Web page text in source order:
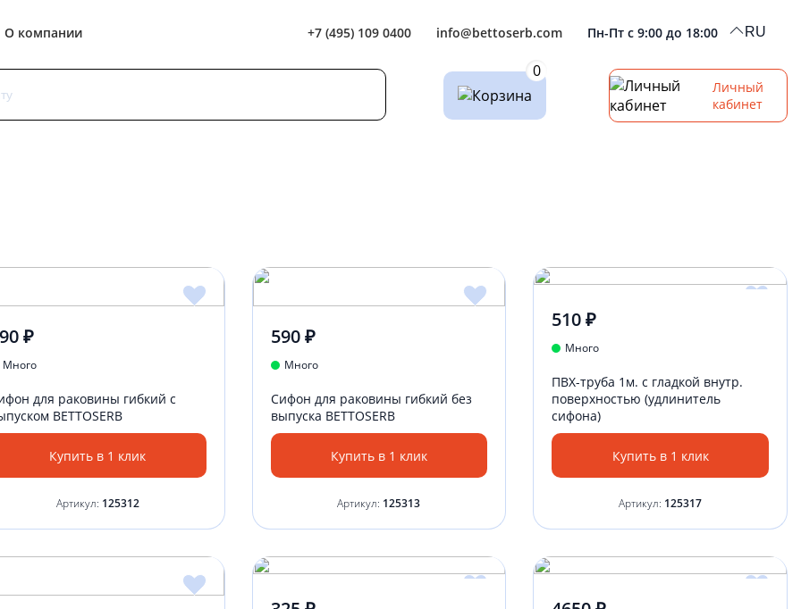
О компании +7 (495) 109 0400 info@bettoserb.com Пн-Пт с 9:00 до 18:00 RU
0
Личный
кабинет
₽
Много
для раковины гибкий с
BETTOSERB
Купить в 1 клик
Артикул: 125312
590 ₽
Много
Сифон для раковины гибкий без
выпуска BETTOSERB
Купить в 1 клик
Артикул: 125313
510 ₽
Много
ПВХ-труба 1м. с гладкой внутр.
поверхностью (удлинитель
сифона)
Купить в 1 клик
Артикул: 125317